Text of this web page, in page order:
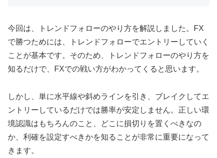
今回は、トレンドフォローのやり方を解説しました。FX
で勝つためには、トレンドフォローでエントリーしていく
ことが基本です。そのため、トレンドフォローのやり方を
知るだけで、FXでの戦い方がわかってくると思います。
しかし、単に水平線や斜めラインを引き、ブレイクしてエ
ントリーしているだけでは勝率が安定しません。正しい環
境認識はもちろんのこと、どこに損切りを置くべきなの
か、利確を設定すべきかを知ることが非常に重要になって
きます。